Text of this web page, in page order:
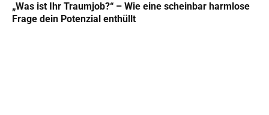
„Was ist Ihr Traumjob?“ – Wie eine scheinbar harmlose
Frage dein Potenzial enthüllt